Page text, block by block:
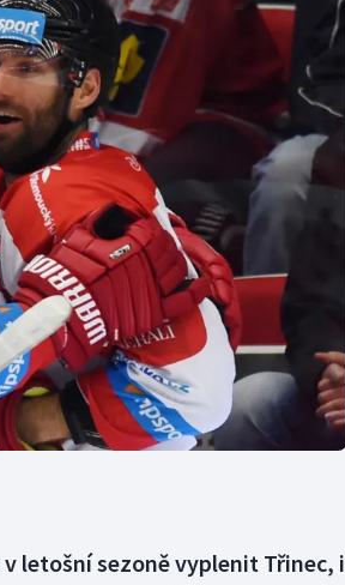
pětiboj
hry
volejbal
Triatlon
Vodní slalom
Volejbal
Ostatní
letošní sezoně vyplenit Třinec, i